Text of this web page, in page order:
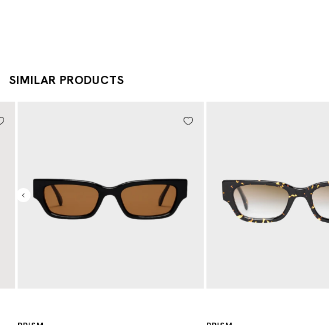
SIMILAR PRODUCTS